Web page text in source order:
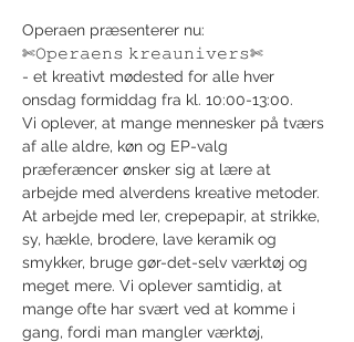
Operaen præsenterer nu:
✄𝙾𝚙𝚎𝚛𝚊𝚎𝚗𝚜 𝚔𝚛𝚎𝚊𝚞𝚗𝚒𝚟𝚎𝚛𝚜✄
- et kreativt mødested for alle hver
onsdag formiddag fra kl. 10:00-13:00.
Vi oplever, at mange mennesker på tværs
af alle aldre, køn og EP-valg
præferæncer ønsker sig at lære at
arbejde med alverdens kreative metoder.
At arbejde med ler, crepepapir, at strikke,
sy, hækle, brodere, lave keramik og
smykker, bruge gør-det-selv værktøj og
meget mere. Vi oplever samtidig, at
mange ofte har svært ved at komme i
gang, fordi man mangler værktøj,